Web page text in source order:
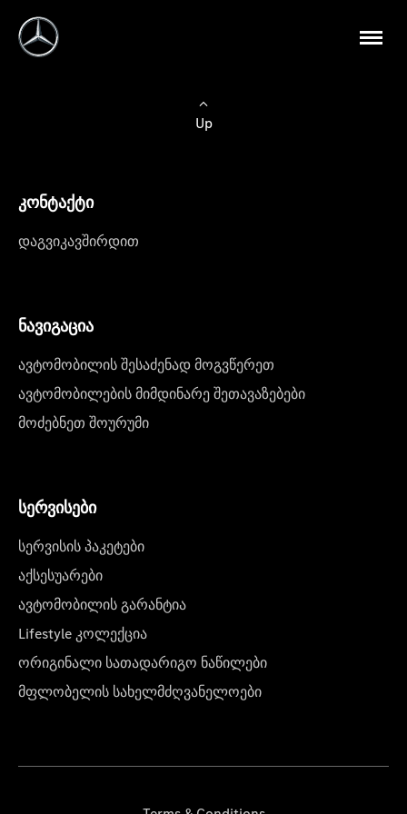
Up
კონტაქტი
დაგვიკავშირდით
ნავიგაცია
ავტომობილის შესაძენად მოგვწერეთ
ავტომობილების მიმდინარე შეთავაზებები
მოძებნეთ შოურუმი
სერვისები
სერვისის პაკეტები
აქსესუარები
ავტომობილის გარანტია
Lifestyle კოლექცია
ორიგინალი სათადარიგო ნაწილები
მფლობელის სახელმძღვანელოები